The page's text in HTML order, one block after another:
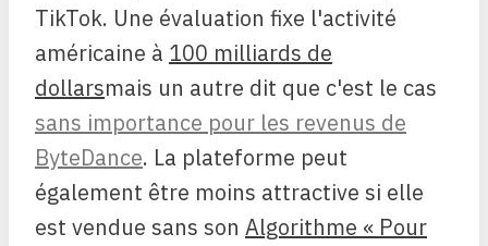
TikTok. Une évaluation fixe l'activité
américaine à 100 milliards de
dollarsmais un autre dit que c'est le cas
sans importance pour les revenus de
ByteDance. La plateforme peut
également être moins attractive si elle
est vendue sans son Algorithme « Pour